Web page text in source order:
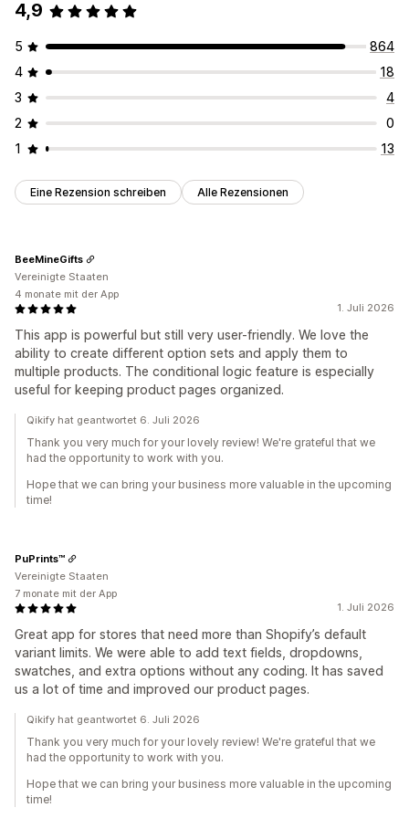
4,9
5
864
4
18
3
4
2
0
1
13
Eine Rezension schreiben Alle Rezensionen
1. Juli 2026
This app is powerful but still very user-friendly. We love the
ability to create different option sets and apply them to
multiple products. The conditional logic feature is especially
useful for keeping product pages organized.
BeeMineGifts
Vereinigte Staaten
4 monate mit der App
Qikify hat geantwortet 6. Juli 2026
Thank you very much for your lovely review! We're grateful that we
had the opportunity to work with you.
Hope that we can bring your business more valuable in the upcoming
time!
1. Juli 2026
Great app for stores that need more than Shopify’s default
variant limits. We were able to add text fields, dropdowns,
swatches, and extra options without any coding. It has saved
us a lot of time and improved our product pages.
PuPrints™️
Vereinigte Staaten
7 monate mit der App
Qikify hat geantwortet 6. Juli 2026
Thank you very much for your lovely review! We're grateful that we
had the opportunity to work with you.
Hope that we can bring your business more valuable in the upcoming
time!